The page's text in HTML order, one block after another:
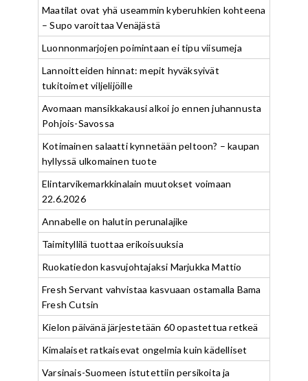
Maatilat ovat yhä useammin kyberuhkien kohteena
– Supo varoittaa Venäjästä
Luonnonmarjojen poimintaan ei tipu viisumeja
Lannoitteiden hinnat: mepit hyväksyivät
tukitoimet viljelijöille
Avomaan mansikkakausi alkoi jo ennen juhannusta
Pohjois-Savossa
Kotimainen salaatti kynnetään peltoon? – kaupan
hyllyssä ulkomainen tuote
Elintarvikemarkkinalain muutokset voimaan
22.6.2026
Annabelle on halutin perunalajike
Taimityllilä tuottaa erikoisuuksia
Ruokatiedon kasvujohtajaksi Marjukka Mattio
Fresh Servant vahvistaa kasvuaan ostamalla Bama
Fresh Cutsin
Kielon päivänä järjestetään 60 opastettua retkeä
Kimalaiset ratkaisevat ongelmia kuin kädelliset
Varsinais-Suomeen istutettiin persikoita ja